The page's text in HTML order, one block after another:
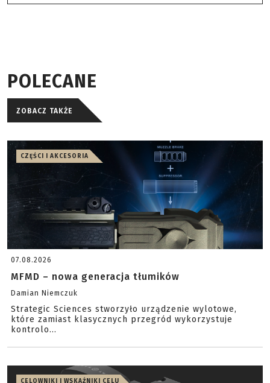
POLECANE
ZOBACZ TAKŻE
CZĘŚCI I AKCESORIA
07.08.2026
MFMD – nowa generacja tłumików
Damian Niemczuk
Strategic Sciences stworzyło urządzenie wylotowe,
które zamiast klasycznych przegród wykorzystuje
kontrolo...
CELOWNIKI I WSKAŹNIKI CELU